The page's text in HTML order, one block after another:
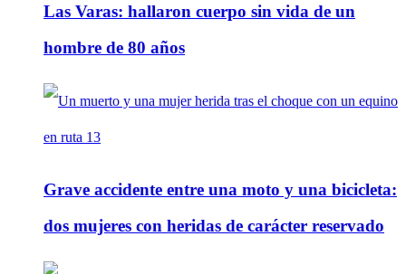
Las Varas: hallaron cuerpo sin vida de un
hombre de 80 años
Grave accidente entre una moto y una bicicleta:
dos mujeres con heridas de carácter reservado